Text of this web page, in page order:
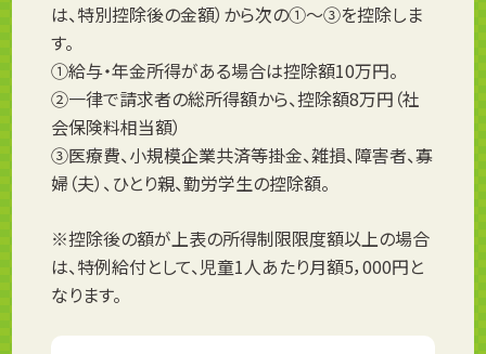
は、特別控除後の金額）から次の①～③を控除しま
す。
①給与・年金所得がある場合は控除額10万円。
②一律で請求者の総所得額から、控除額8万円（社
会保険料相当額）
③医療費、小規模企業共済等掛金、雑損、障害者、寡
婦（夫）、ひとり親、勤労学生の控除額。
※控除後の額が上表の所得制限限度額以上の場合
は、特例給付として、児童1人あたり月額5，000円と
なります。